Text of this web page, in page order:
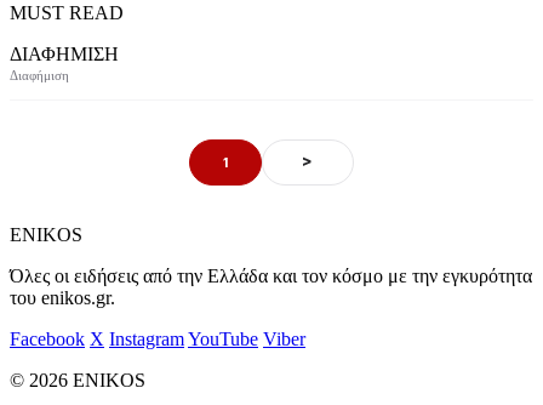
MUST READ
ΔΙΑΦΗΜΙΣΗ
1 >
ENIKOS
Όλες οι ειδήσεις από την Ελλάδα και τον κόσμο με την εγκυρότητα
του enikos.gr.
Facebook X InstagramYouTube Viber
© 2026 ENIKOS